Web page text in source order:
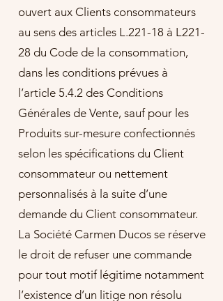
ouvert aux Clients consommateurs
au sens des articles L.221-18 à L221-
28 du Code de la consommation,
dans les conditions prévues à
l’article 5.4.2 des Conditions
Générales de Vente, sauf pour les
Produits sur-mesure confectionnés
selon les spécifications du Client
consommateur ou nettement
personnalisés à la suite d’une
demande du Client consommateur.
La Société Carmen Ducos se réserve
le droit de refuser une commande
pour tout motif légitime notamment
l’existence d’un litige non résolu